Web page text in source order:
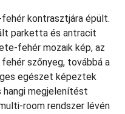
kontrasztjára épült.
parketta és antracit
fehér mozaik kép, az
szőnyeg, továbbá a
egészet képeztek
hangi megjelenítést
room rendszer lévén